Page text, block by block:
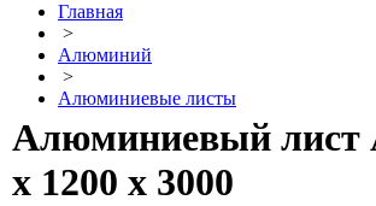
Главная
>
Алюминий
>
Алюминиевые листы
Алюминиевый
х 1200 х 3000